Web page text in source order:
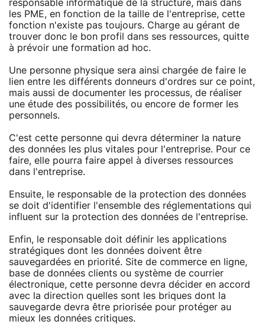
responsable informatique de la structure, mais dans
les PME, en fonction de la taille de l'entreprise, cette
fonction n'existe pas toujours. Charge au gérant de
trouver donc le bon profil dans ses ressources, quitte
à prévoir une formation ad hoc.
Une personne physique sera ainsi chargée de faire le
lien entre les différents donneurs d'ordres sur ce point,
mais aussi de documenter les processus, de réaliser
une étude des possibilités, ou encore de former les
personnels.
C'est cette personne qui devra déterminer la nature
des données les plus vitales pour l'entreprise. Pour ce
faire, elle pourra faire appel à diverses ressources
dans l'entreprise.
Ensuite, le responsable de la protection des données
se doit d'identifier l'ensemble des réglementations qui
influent sur la protection des données de l'entreprise.
Enfin, le responsable doit définir les applications
stratégiques dont les données doivent être
sauvegardées en priorité. Site de commerce en ligne,
base de données clients ou système de courrier
électronique, cette personne devra décider en accord
avec la direction quelles sont les briques dont la
sauvegarde devra être priorisée pour protéger au
mieux les données critiques.